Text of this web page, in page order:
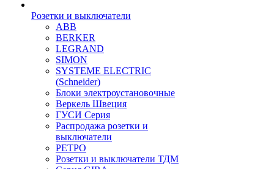
Розетки и выключатели
ABB
BERKER
LEGRAND
SIMON
SYSTEME ELECTRIC
(Schneider)
Блоки электроустановочные
Веркель Швеция
ГУСИ Серия
Распродажа розетки и
выключатели
РЕТРО
Розетки и выключатели ТДМ